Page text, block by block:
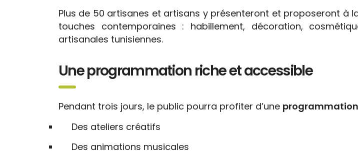
Plus de 50 artisanes et artisans y présenteront et proposeront
touches contemporaines : habillement, décoration,
artisanales tunisiennes.
Une programmation riche et accessible
Pendant trois jours, le public pourra profiter d’une
Des ateliers créatifs
Des animations musicales